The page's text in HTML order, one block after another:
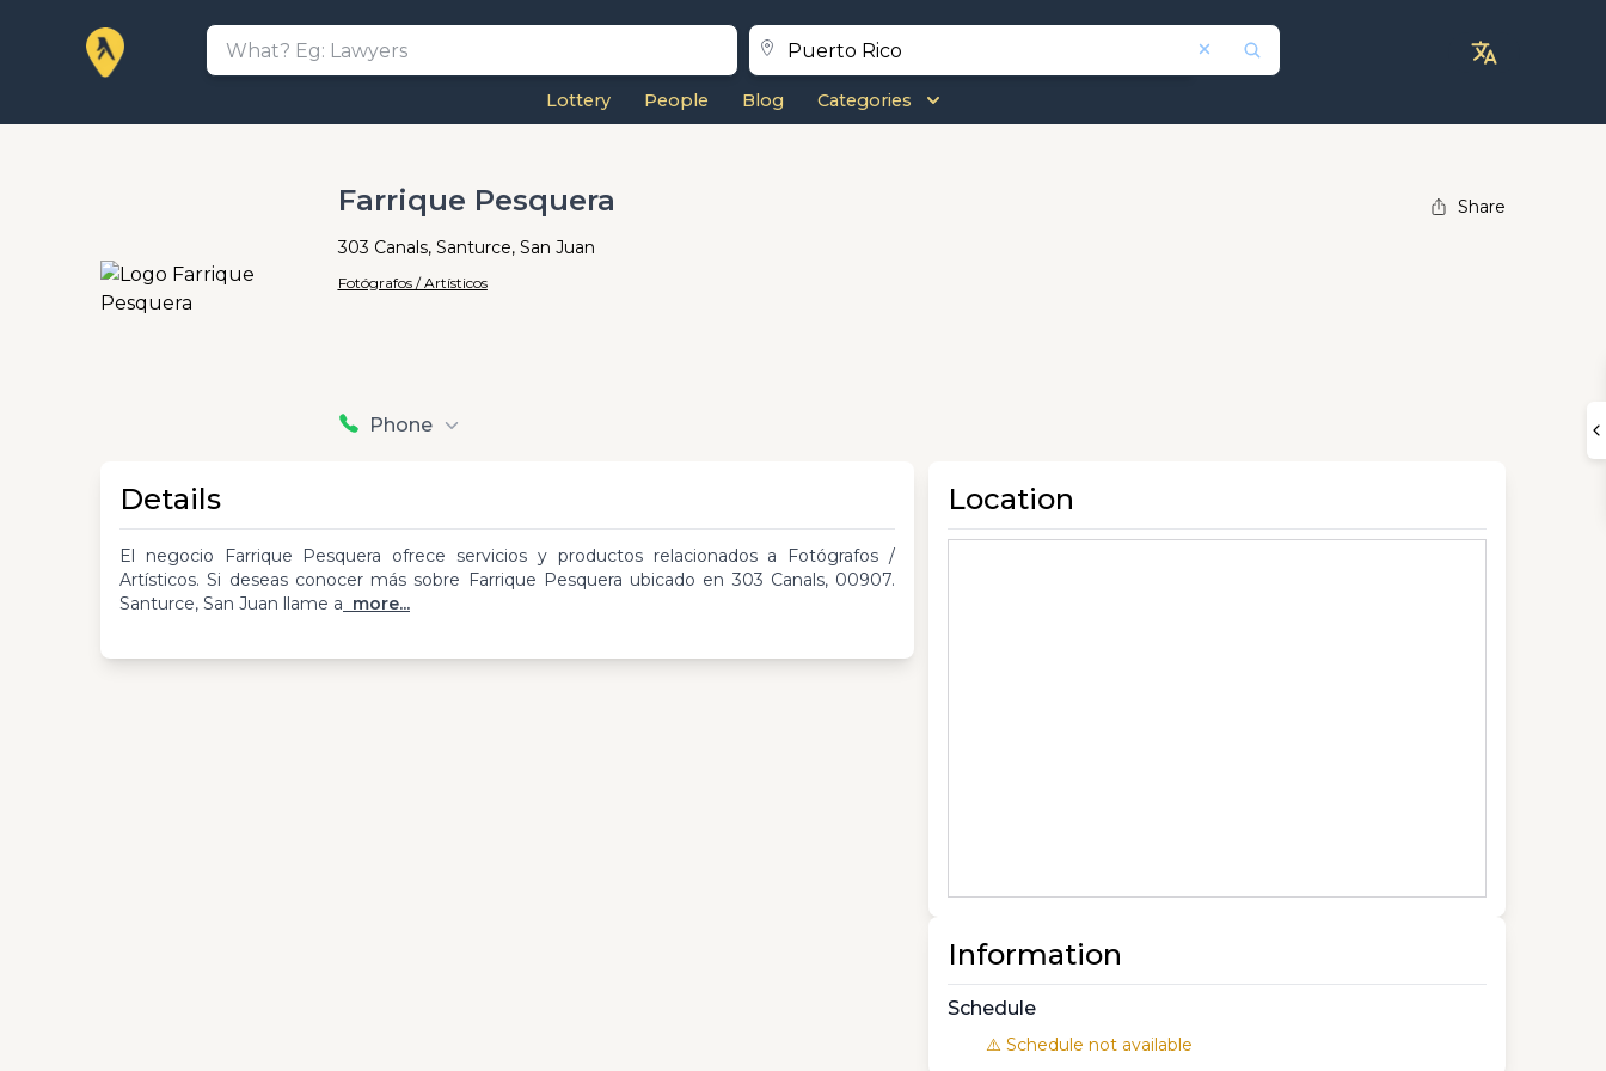
Lottery People Blog Categories
Farrique Pesquera
303 Canals, Santurce, San Juan
Fotógrafos / Artísticos
Phone
Share
Details
El negocio Farrique Pesquera ofrece servicios y productos relacionados a Fotógrafos /
Artísticos. Si deseas conocer más sobre Farrique Pesquera ubicado en 303 Canals, 00907.
Santurce, San Juan llame a more...
Location
Information
Schedule
⚠️ Schedule not available